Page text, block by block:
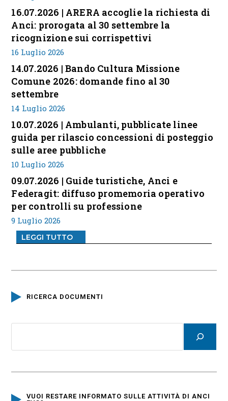
16.07.2026 | ARERA accoglie la richiesta di
Anci: prorogata al 30 settembre la
ricognizione sui corrispettivi
16 Luglio 2026
14.07.2026 | Bando Cultura Missione
Comune 2026: domande fino al 30
settembre
14 Luglio 2026
10.07.2026 | Ambulanti, pubblicate linee
guida per rilascio concessioni di posteggio
sulle aree pubbliche
10 Luglio 2026
09.07.2026 | Guide turistiche, Anci e
Federagit: diffuso promemoria operativo
per controlli su professione
9 Luglio 2026
LEGGI TUTTO
RICERCA DOCUMENTI
VUOI RESTARE INFORMATO SULLE ATTIVITÀ DI ANCI